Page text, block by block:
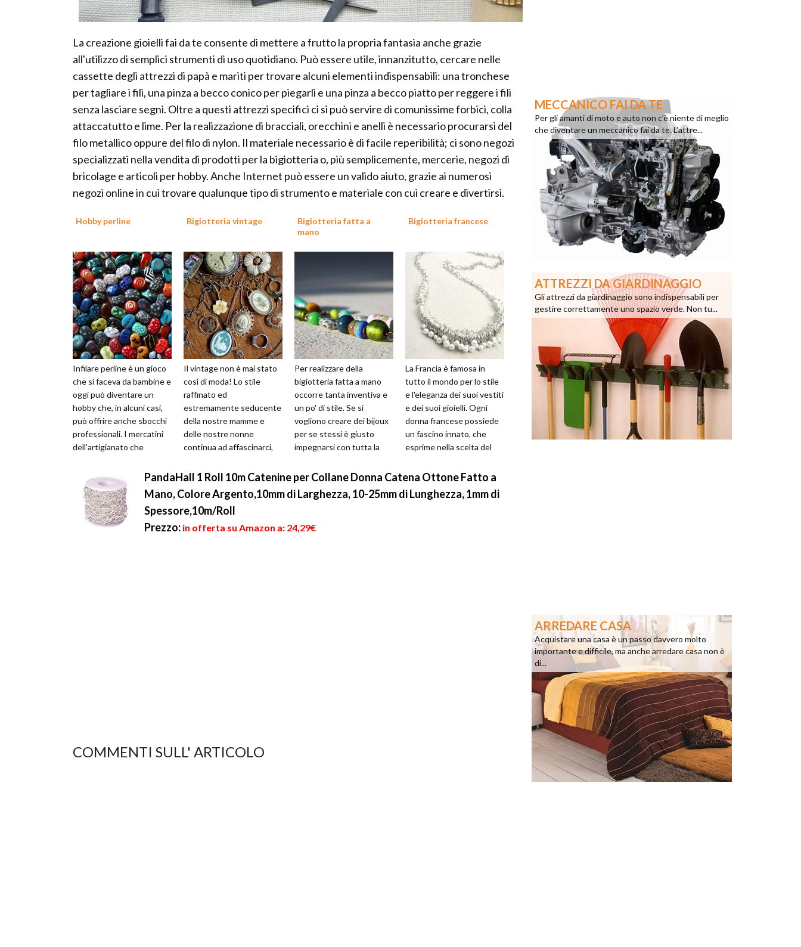
La creazione gioielli fai da te consente di mettere a frutto la propria fantasia anche grazie
all'utilizzo di semplici strumenti di uso quotidiano. Può essere utile, innanzitutto, cercare nelle
cassette degli attrezzi di papà e mariti per trovare alcuni elementi indispensabili: una tronchese
per tagliare i fili, una pinza a becco conico per piegarli e una pinza a becco piatto per reggere i fili
senza lasciare segni. Oltre a questi attrezzi specifici ci si può servire di comunissime forbici, colla
attaccatutto e lime. Per la realizzazione di bracciali, orecchini e anelli è necessario procurarsi del
filo metallico oppure del filo di nylon. Il materiale necessario è di facile reperibilità; ci sono negozi
specializzati nella vendita di prodotti per la bigiotteria o, più semplicemente, mercerie, negozi di
bricolage e articoli per hobby. Anche Internet può essere un valido aiuto, grazie ai numerosi
negozi online in cui trovare qualunque tipo di strumento e materiale con cui creare e divertirsi.
Hobby perline
Infilare perline è un gioco
che si faceva da bambine e
oggi può diventare un
hobby che, in alcuni casi,
può offrire anche sbocchi
professionali. I mercatini
dell'artigianato che
Bigiotteria vintage
Il vintage non è mai stato
così di moda! Lo stile
raffinato ed
estremamente seducente
della nostre mamme e
delle nostre nonne
continua ad affascinarci,
riguarda la cura dei de...
Bigiotteria fatta a
mano
Per realizzare della
bigiotteria fatta a mano
occorre tanta inventiva e
un po' di stile. Se si
vogliono creare dei bijoux
per se stessi è giusto
impegnarsi con tutta la
disposi...
Bigiotteria francese
La Francia è famosa in
tutto il mondo per lo stile
e l'eleganza dei suoi vestiti
e dei suoi gioielli. Ogni
donna francese possiede
un fascino innato, che
esprime nella scelta del
PandaHall 1 Roll 10m Catenine per Collane Donna Catena Ottone Fatto a
Mano, Colore Argento,10mm di Larghezza, 10-25mm di Lunghezza, 1mm di
Spessore,10m/Roll
Prezzo: in offerta su Amazon a: 24,29€
COMMENTI SULL' ARTICOLO
MECCANICO FAI DA TE
Per gli amanti di moto e auto non c’è niente di meglio
che diventare un meccanico fai da te. L’attre...
ATTREZZI DA GIARDINAGGIO
Gli attrezzi da giardinaggio sono indispensabili per
gestire correttamente uno spazio verde. Non tu...
ARREDARE CASA
Acquistare una casa è un passo davvero molto
importante e difficile, ma anche arredare casa non è
di...